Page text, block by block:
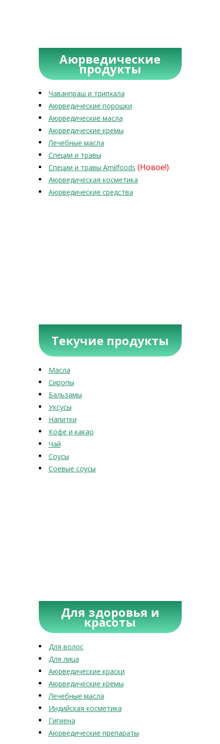
Аюрведические
продукты
Чаванпраш и трипхала
Аюрведические порошки
Аюрведические масла
Аюрведические кремы
Лечебные масла
Специи и травы
Специи и травы Amilfoods (Новое!)
Аюрведическая косметика
Аюрведические средства
Текучие продукты
Масла
Сиропы
Бальзамы
Уксусы
Напитки
Кофе и какао
Чай
Соусы
Соевые соусы
Для здоровья и
красоты
Для волос
Для лица
Аюрведические краски
Аюрведические кремы
Лечебные масла
Индийская косметика
Гигиена
Аюрведические препараты